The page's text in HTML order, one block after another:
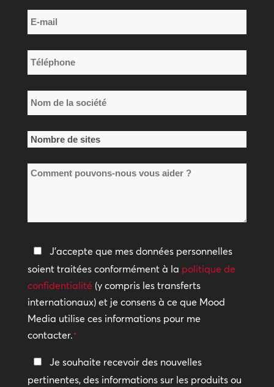
de
E-
mail
*
Téléphone
*
Nom
de
la
société
*
Nombre
sites
Comment
vous
Politique
de
confidentialité
*
J'accepte que mes données personnelles
soient traitées conformément à la politique de
confidentialité (y compris les transferts
internationaux) et je consens à ce que Mood
Media utilise ces informations pour me
contacter.*
Restez
en
Je souhaite recevoir des nouvelles
pertinentes, des informations sur les produits ou